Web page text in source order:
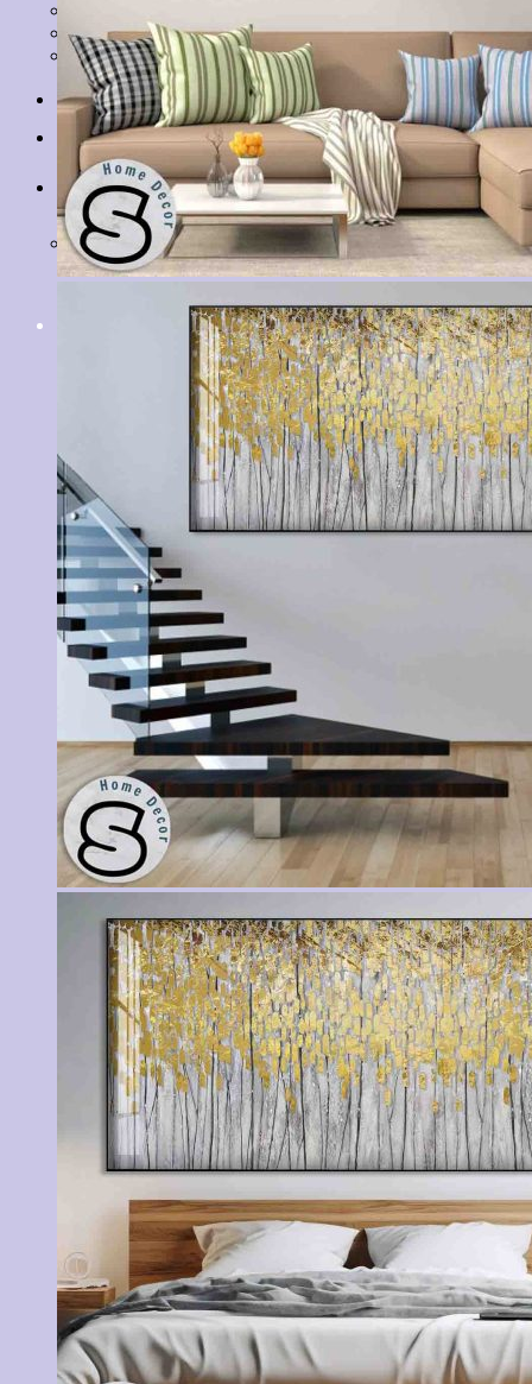
Tranh Tĩnh Vật
Tranh Đồng Quê
Tranh Thuỷ Mặc
Tranh Con Hổ
Tin tức
Liên hệ
Giỏ hàng
Chưa có sản phẩm trong giỏ hàng.
Tìm
kiếm: